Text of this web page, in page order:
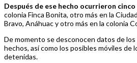
Después de ese hecho ocurrieron
colonia Finca Bonita, otro más en la
Bravo, Anáhuac y otro más en la colonia
De momento se desconocen datos de
hechos, así como los posibles móviles de
detenidas.